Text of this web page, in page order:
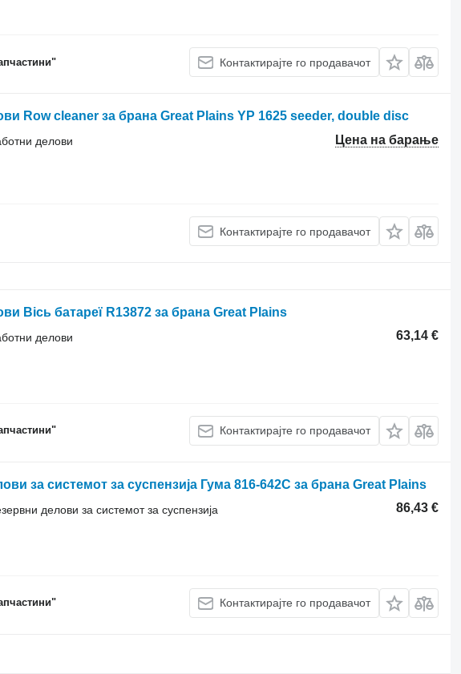
Контактирајте го продавачот
Row cleaner за брана Great Plains YP 1625 seeder, double disc
Цена на барање
делови
Контактирајте го продавачот
Вісь батареї R13872 за брана Great Plains
63,14 €
делови
Контактирајте го продавачот
за системот за суспензија Гума 816-642C за брана Great Plains
86,43 €
делови за системот за суспензија
Контактирајте го продавачот